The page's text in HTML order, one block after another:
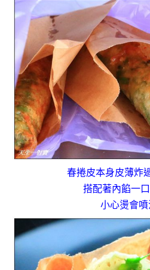
春捲皮本身皮薄炸
搭配著內餡一
小心燙會噴